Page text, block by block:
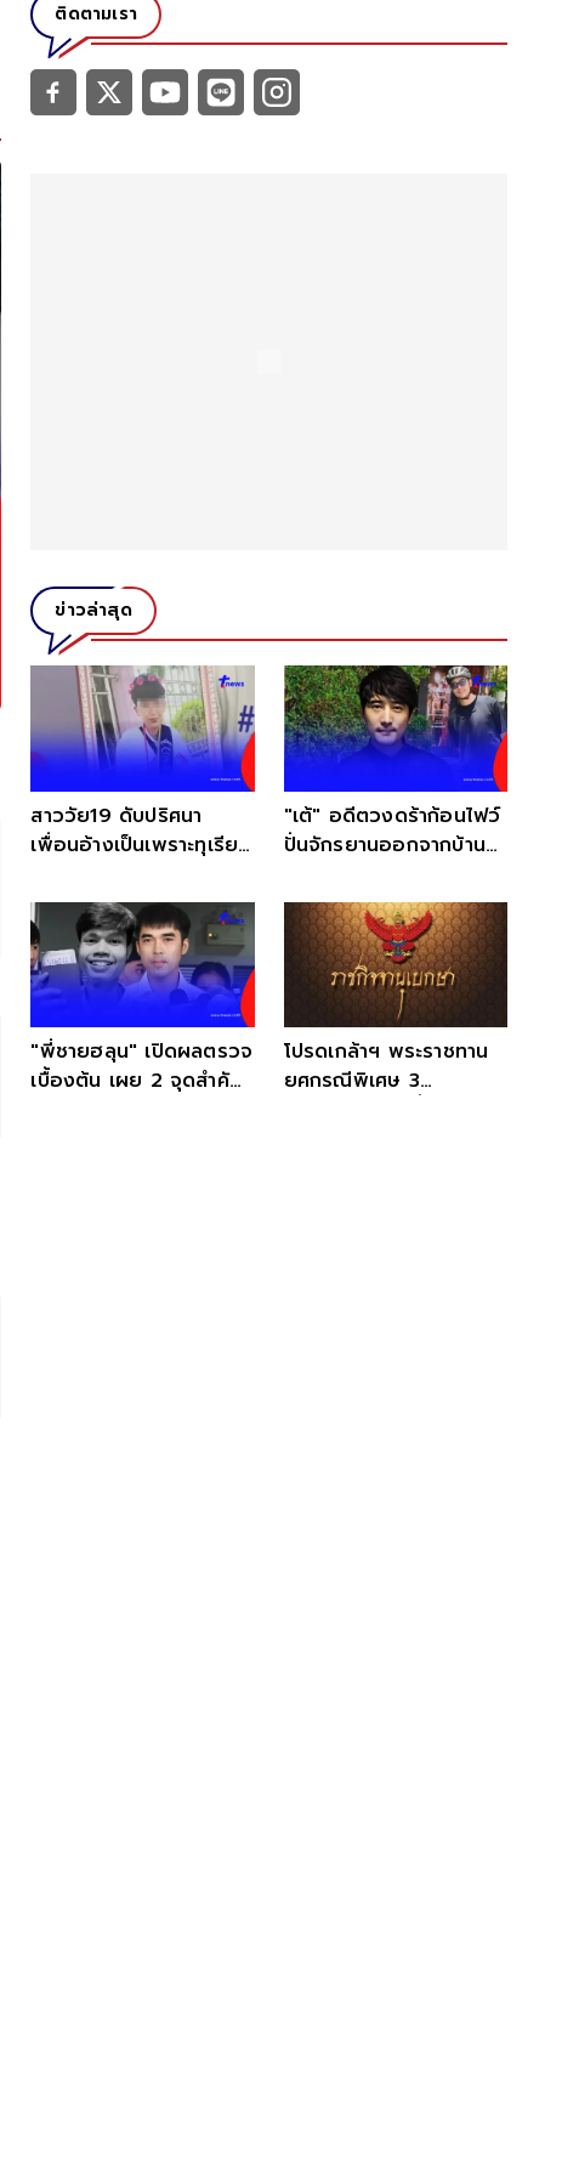
ติดตามเรา
ข่าวล่าสุด
สาววัย19 ดับปริศนา
เพื่อนอ้างเป็นเพราะทุเรียน
"เต้" อดีตวงดร้าก้อนไฟว์
ปั่นจักรยานออกจากบ้าน
"พี่ชายฮลุน" เปิดผลตรวจ
เบื้องต้น เผย 2 จุดสำคัญ
โปรดเกล้าฯ พระราชทาน
ยศกรณีพิเศษ 3